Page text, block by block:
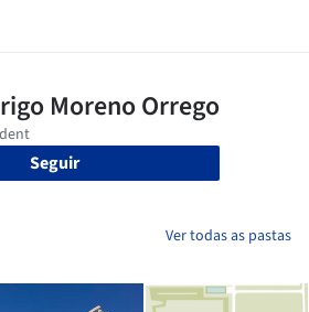
Seguir
Ver todas as pastas